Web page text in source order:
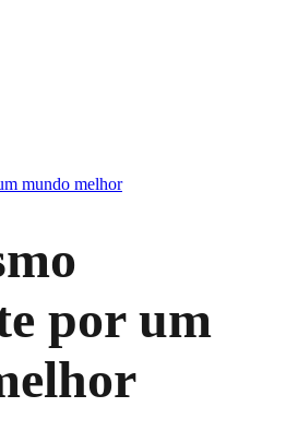
mundo melhor
por um